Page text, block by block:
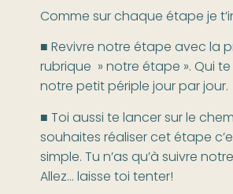
Comme sur chaque étape je
■ Revivre notre étape avec la
rubrique » notre étape ». Qui
notre petit périple jour par jour.
■ Toi aussi te lancer sur le
souhaites réaliser cet étape
simple. Tu n’as qu’à suivre
Allez… laisse toi tenter!